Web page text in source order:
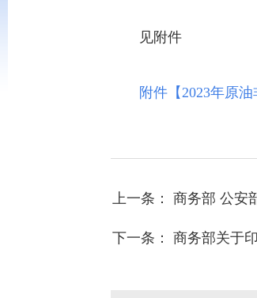
见附件
附件【2023年原
上一条： 商务部 公安
下一条： 商务部关于